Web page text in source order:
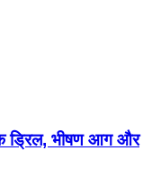
ड्रिल, भीषण आग और